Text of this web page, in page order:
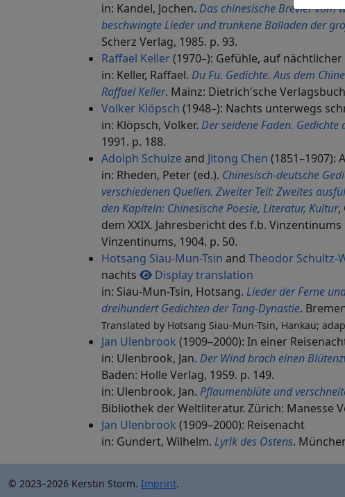
in: Kandel, Jochen. Das chinesische Brevier vom
beschwingte Lieder und trunkene Balladen der
Scherz Verlag, 1985. p. 93.
Raffael Keller(1970–): Gefühle, auf
in: Keller, Raffael. Du Fu. Gedichte. Aus dem
Raffael Keller. Mainz: Dietrich'sche
Volker Klöpsch (1948–): Nachts unterwegs
in: Klöpsch, Volker. Der seidene Faden. Gedichte
1991. p. 188.
Adolph Schulze and Jitong Chen (1851–1907):
in: Rheden, Peter (ed.). Chinesisch-deutsche
verschiedenen Quellen. Zweiter Teil: Zweites
den Kapiteln: Chinesische Poesie, Literatur, Kultur,
dem XXIX. Jahresbericht des f.b.
Vinzentinums, 1904. p. 50.
Hotsang Siau-Mun-Tsin and Theodor Schultz-
nachts
Display translation
in: Siau-Mun-Tsin, Hotsang. Lieder der Ferne
dreihundert Gedichten der Tang-Dynastie.
Translated by Hotsang Siau-Mun-Tsin, Hankau;
Jan Ulenbrook (1909–2000): In einer
in: Ulenbrook, Jan. Der Wind brach einen
Baden: Holle Verlag, 1959. p. 149.
in: Ulenbrook, Jan. Pflaumenblüte und
Bibliothek der Weltliteratur. Zürich: Manesse
Jan Ulenbrook (1909–2000): Reisenacht
in: Gundert, Wilhelm. Lyrik des Ostens.
© 2023–2026 Kerstin Storm. Imprint.